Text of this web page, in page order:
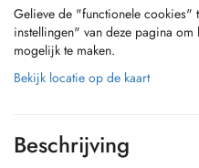
Gelieve de "functionele cookies"
instellingen" van deze pagina om
mogelijk te maken.
Bekijk locatie op de kaart
Beschrijving